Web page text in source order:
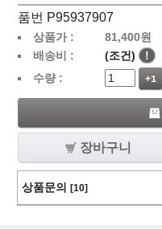
품번 P95937907
상품가 : 81,400원
배송비 :
(조건) !
수량 :
+1
장바구니
상품문의 [10]